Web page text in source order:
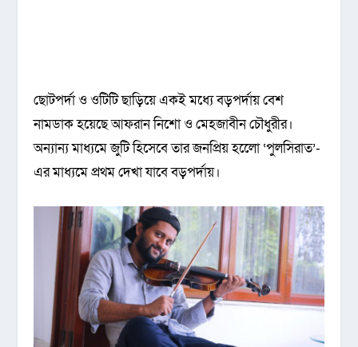
ছোটপর্দা ও ওটিটি ছাড়িয়ে একই মধ্যে বড়পর্দায় বেশ
নামডাক হয়েছে আফরান নিশো ও মেহজাবীন চৌধুরীর।
অন্যান্য মাধ্যমে জুটি হিসেবে তার জনপ্রিয় হলেো ‘পুলসিরাত’-
এর মাধ্যমে প্রথম দেখা যাবে বড়পর্দায়।